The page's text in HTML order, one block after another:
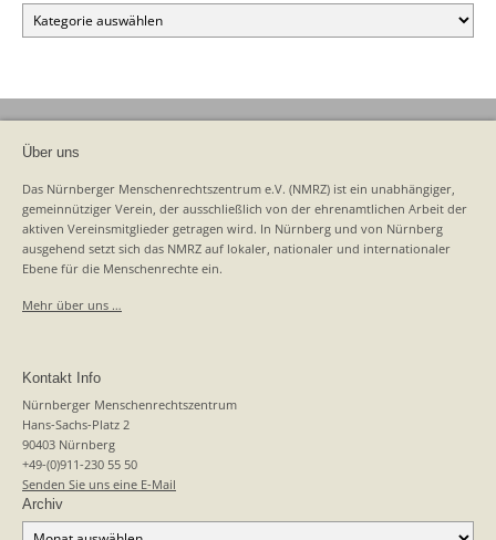
Kategorien
Über uns
Das Nürnberger Menschenrechtszentrum e.V. (NMRZ) ist ein unabhängiger,
gemeinnütziger Verein, der ausschließlich von der ehrenamtlichen Arbeit der
aktiven Vereinsmitglieder getragen wird. In Nürnberg und von Nürnberg
ausgehend setzt sich das NMRZ auf lokaler, nationaler und internationaler
Ebene für die Menschenrechte ein.
Mehr über uns …
Kontakt Info
Nürnberger Menschenrechtszentrum
Hans-Sachs-Platz 2
90403 Nürnberg
+49-(0)911-230 55 50
Senden Sie uns eine E-Mail
Archiv